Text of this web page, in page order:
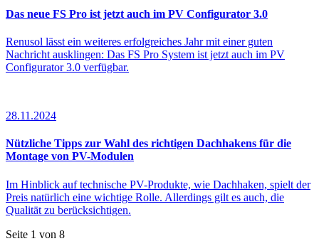
Das neue FS Pro ist jetzt auch im PV Configurator 3.0
Renusol lässt ein weiteres erfolgreiches Jahr mit einer guten
Nachricht ausklingen: Das FS Pro System ist jetzt auch im PV
Configurator 3.0 verfügbar.
28.11.2024
Nützliche Tipps zur Wahl des richtigen Dachhakens für die
Montage von PV-Modulen
Im Hinblick auf technische PV-Produkte, wie Dachhaken, spielt der
Preis natürlich eine wichtige Rolle. Allerdings gilt es auch, die
Qualität zu berücksichtigen.
Seite 1 von 8